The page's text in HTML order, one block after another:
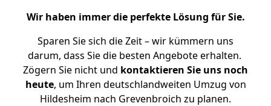
Wir haben immer die perfekte Lösung für Sie.
Sparen Sie sich die Zeit – wir kümmern uns
darum, dass Sie die besten Angebote erhalten.
Zögern Sie nicht und kontaktieren Sie uns noch
heute, um Ihren deutschlandweiten Umzug von
Hildesheim nach Grevenbroich zu planen.